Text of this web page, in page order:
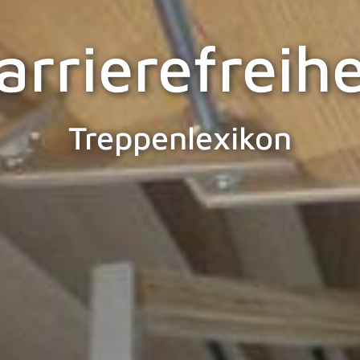
Treppenlexikon